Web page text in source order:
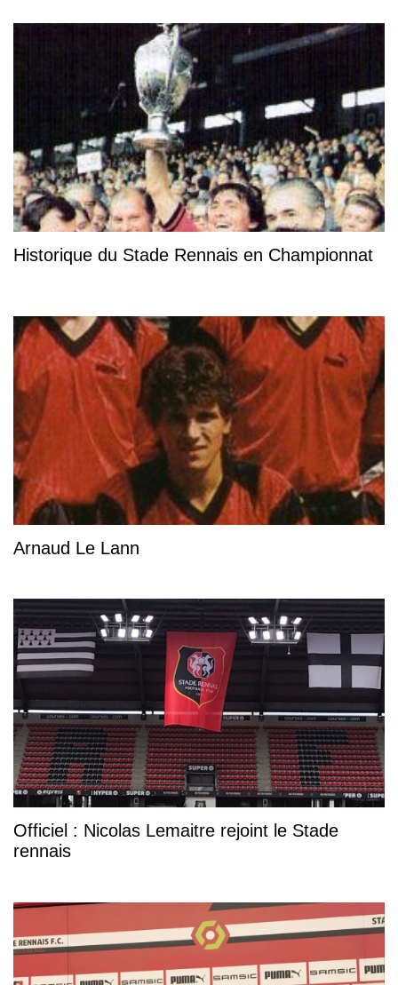
Historique du Stade Rennais en Championnat
Arnaud Le Lann
Officiel : Nicolas Lemaitre rejoint le Stade
rennais